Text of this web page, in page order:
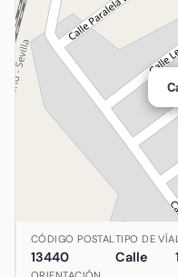
Ubicación de Calle
CÓDIGO POSTAL
13440
TIPO DE VÍA
Calle